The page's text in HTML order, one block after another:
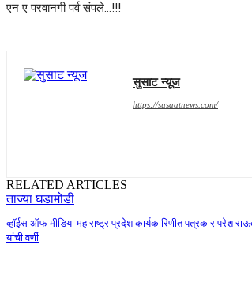
एन ए परवानगी पर्व संपले…!!!
सुसाट न्यूज
https://susaatnews.com/
RELATED ARTICLES
ताज्या घडामोडी
व्हॉईस ऑफ मीडिया महाराष्ट्र प्रदेश कार्यकारिणीत पत्रकार परेश
यांची वर्णी